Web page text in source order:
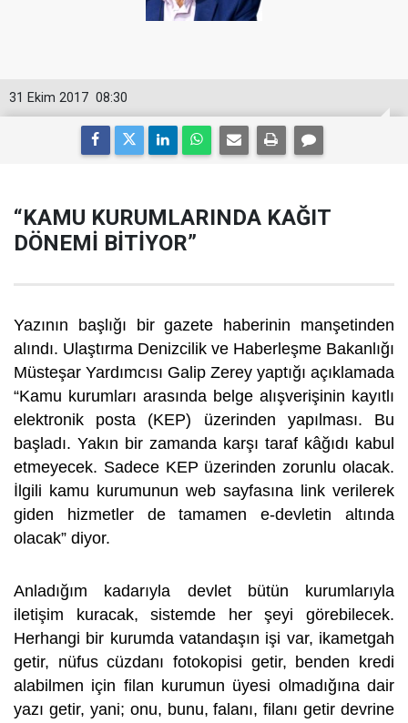
08:30
31 Ekim 2017
“KAMU KURUMLARINDA KAĞIT
DÖNEMİ BİTİYOR”
Yazının başlığı bir gazete haberinin manşetinden
alındı. Ulaştırma Denizcilik ve Haberleşme Bakanlığı
Müsteşar Yardımcısı Galip Zerey yaptığı açıklamada
“Kamu kurumları arasında belge alışverişinin kayıtlı
elektronik posta (KEP) üzerinden yapılması. Bu
başladı. Yakın bir zamanda karşı taraf kâğıdı kabul
etmeyecek. Sadece KEP üzerinden zorunlu olacak.
İlgili kamu kurumunun web sayfasına link verilerek
giden hizmetler de tamamen e-devletin altında
olacak” diyor.
Anladığım kadarıyla devlet bütün kurumlarıyla
iletişim kuracak, sistemde her şeyi görebilecek.
Herhangi bir kurumda vatandaşın işi var, ikametgah
getir, nüfus cüzdanı fotokopisi getir, benden kredi
alabilmen için filan kurumun üyesi olmadığına dair
yazı getir, yani; onu, bunu, falanı, filanı getir devrine